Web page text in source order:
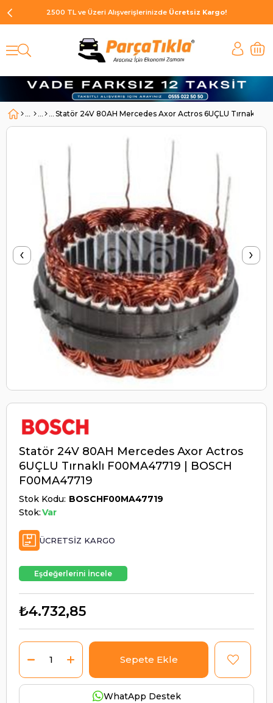
2500 TL ve Üzeri Alışverişlerinizde Ücretsiz Kargo!
Statör 24V 80AH Mercedes Axor Actros 6UÇLU Tırnaklı
‹ ›
Statör 24V 80AH Mercedes Axor Actros
6UÇLU Tırnaklı F00MA47719 | BOSCH
F00MA47719
Stok Kodu BOSCHF00MA47719
Stok:Var
ÜCRETSIZ KARGO
Eşdeğerlerini İncele
₺4.732,85
WhatApp Destek